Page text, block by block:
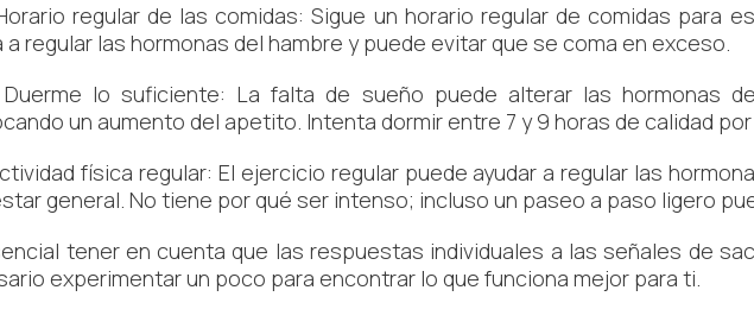
regular de las comidas: Sigue un horario regular de comidas para
a regular las hormonas del hambre y puede evitar que se coma en exceso.
lo suficiente: La falta de sueño puede alterar las hormonas
un aumento del apetito. Intenta dormir entre 7 y 9 horas de calidad
física regular: El ejercicio regular puede ayudar a regular las
general. No tiene por qué ser intenso; incluso un paseo a paso ligero
tener en cuenta que las respuestas individuales a las señales de
experimentar un poco para encontrar lo que funciona mejor para ti.